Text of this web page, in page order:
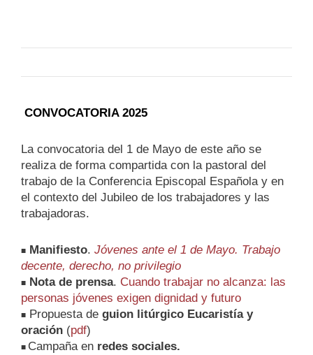
CONVOCATORIA 2025
La convocatoria del 1 de Mayo de este año se
realiza de forma compartida con la pastoral del
trabajo de la Conferencia Episcopal Española y en
el contexto del Jubileo de los trabajadores y las
trabajadoras.
■ Manifiesto. Jóvenes ante el 1 de Mayo. Trabajo
decente, derecho, no privilegio
■ Nota de prensa. Cuando trabajar no alcanza: las
personas jóvenes exigen dignidad y futuro
■ Propuesta de guion litúrgico Eucaristía y
oración (pdf)
■ Campaña en redes sociales.